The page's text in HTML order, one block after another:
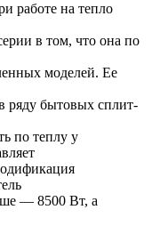
работе на тепло
в том, что она по
моделей. Ее
ряду бытовых сплит-
по теплу у
— 8500 Вт, а